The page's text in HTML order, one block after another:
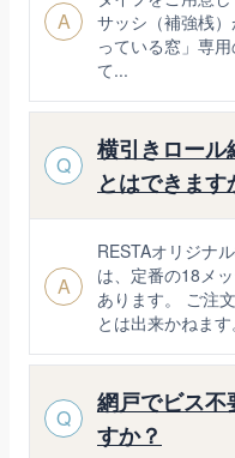
A
サッシ（補強桟
っている窓」専
て...
Q
横引きロール
とはできます
A
RESTAオリジナ
は、定番の18メ
あります。 ご注
とは出来かねま
Q
網戸でビス不
すか？